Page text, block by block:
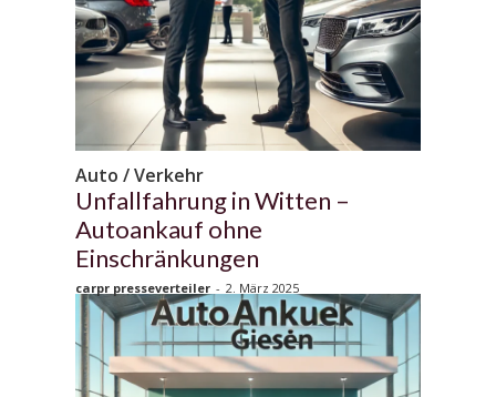
Auto / Verkehr
Unfallfahrung in Witten –
Autoankauf ohne
Einschränkungen
carpr presseverteiler - 2. März 2025